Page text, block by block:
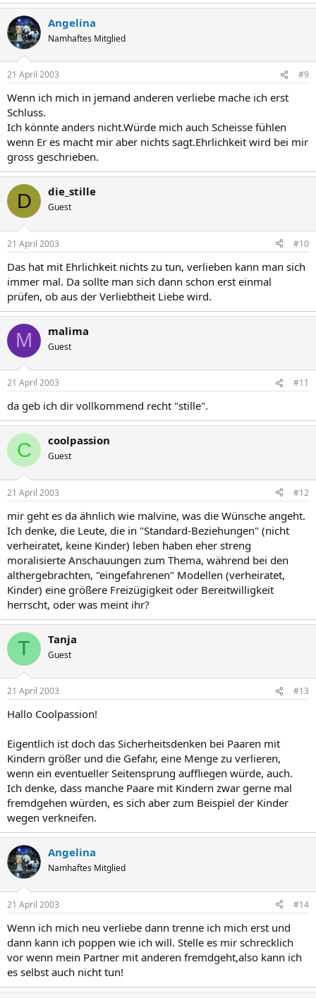
Angelina
Namhaftes Mitglied
21 April 2003 #9
Wenn ich mich in jemand anderen verliebe mache ich erst
Schluss.
Ich könnte anders nicht.Würde mich auch Scheisse fühlen
wenn Er es macht mir aber nichts sagt.Ehrlichkeit wird bei mir
gross geschrieben.
D die_stille
Guest
21 April 2003 #10
Das hat mit Ehrlichkeit nichts zu tun, verlieben kann man sich
immer mal. Da sollte man sich dann schon erst einmal
prüfen, ob aus der Verliebtheit Liebe wird.
M malima
Guest
21 April 2003 #11
da geb ich dir vollkommend recht "stille".
C coolpassion
Guest
21 April 2003 #12
mir geht es da ähnlich wie malvine, was die Wünsche angeht.
Ich denke, die Leute, die in "Standard-Beziehungen" (nicht
verheiratet, keine Kinder) leben haben eher streng
moralisierte Anschauungen zum Thema, während bei den
althergebrachten, "eingefahrenen" Modellen (verheiratet,
Kinder) eine größere Freizügigkeit oder Bereitwilligkeit
herrscht, oder was meint ihr?
T Tanja
Guest
21 April 2003 #13
Hallo Coolpassion!
Eigentlich ist doch das Sicherheitsdenken bei Paaren mit
Kindern größer und die Gefahr, eine Menge zu verlieren,
wenn ein eventueller Seitensprung auffliegen würde, auch.
Ich denke, dass manche Paare mit Kindern zwar gerne mal
fremdgehen würden, es sich aber zum Beispiel der Kinder
wegen verkneifen.
Angelina
Namhaftes Mitglied
21 April 2003 #14
Wenn ich mich neu verliebe dann trenne ich mich erst und
dann kann ich poppen wie ich will. Stelle es mir schrecklich
vor wenn mein Partner mit anderen fremdgeht,also kann ich
es selbst auch nicht tun!